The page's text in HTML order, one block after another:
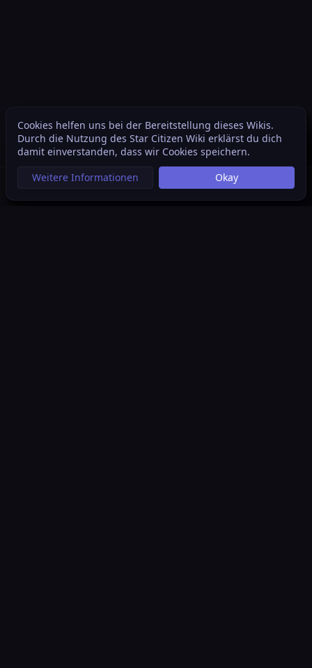
Menü aufrufen
Ansichten
Cookies helfen uns bei der Bereitstellung dieses Wikis.
Durch die Nutzung des Star Citizen Wiki erklärst du dich
damit einverstanden, dass wir Cookies speichern.
Weitere Informationen
Okay